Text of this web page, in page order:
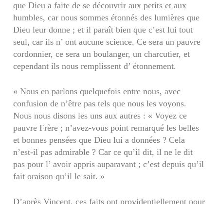
que Dieu a faite de se découvrir aux petits et aux
humbles, car nous sommes étonnés des lumières que
Dieu leur donne ; et il paraît bien que c’est lui tout
seul, car ils n’ ont aucune science. Ce sera un pauvre
cordonnier, ce sera un boulanger, un charcutier, et
cependant ils nous remplissent d’ étonnement.
« Nous en parlons quelquefois entre nous, avec
confusion de n’être pas tels que nous les voyons.
Nous nous disons les uns aux autres : « Voyez ce
pauvre Frère ; n’avez-vous point remarqué les belles
et bonnes pensées que Dieu lui a données ? Cela
n’est-il pas admirable ? Car ce qu’il dit, il ne le dit
pas pour l’ avoir appris auparavant ; c’est depuis qu’il
fait oraison qu’il le sait. »
D’après Vincent, ces faits ont providentiellement pour